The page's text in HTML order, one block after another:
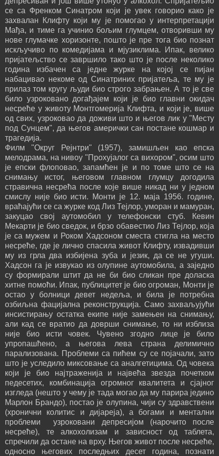
се са Френком Синатром који је увек говорио како је
захвалан Клифту који му је помогао у интерпретацији
Мађа, и тиме га учинио бољим глумцем, отворивши му
нове глумачке хоризонте, пошто је пре тога био познат
искључиво по комедијама и мјузиклима. Ипак, велико
пријатељство се завршило тако што је после неколико
година избачен са једне журке на којој се пијан
набацивао некоме од Синатриних пријатеља, те му је
прилаз том кругу људи био строго забрањен. А то је све
било узроковано догађајем који је био главни окидач
несреће у животу Монтгомерија Клифта, и који је, више
од свих, узроковао да доживи што и његов лик у "Месту
под Сунцем", да његов амерички сан постане кошмар и
трагедија.
Филм "Округ Рејнтри" (1957), замишљен као епска
мелодрама, на нивоу "Прохујалог са вихором", осим што
је епски флоповао, запамћен је и по томе што се на
снимању истог, његовом главном глумцу догодила
стравична несрећа после које више никад ни у једном
смислу није био исти. Монти је 12. маја 1956. године,
враћајући се са журке код Лиз Тејлор, уморан и мамуран,
закуцао свој аутомобил у телефонски стуб. Кевин
Мекарти је био сведок, и брзо обавестио Лиз Тејлор, која
је са мужем и Роком Хадсоном сместа стигла на место
несреће, где је лично спасила живот Клифту, извадивши
му из грла два избијена зуба и језик, да се не угуши.
Хадсон га је извукао из олупине аутомобила, а заједно
су формирали штит да не би био сликан пре доласка
хитне помоћи. Ипак, публицитет је био огроман, Монти је
остао у болници девет недеља, и била је потребна
озбиљна фацијална реконструкција. Само захваљујући
инсистирању остатка екипе није замењен на снимању,
али кад се вратио да доврши снимање, то ни изблиза
није био исти човек. Чувено згодно лице је било
упропашћено, а његова лева страна делимично
парализована. Проблеми са пићем су се појачали, зато
што је уследило миксовање са аналгетицима. Од човека
који је био најтраженија и највећа звезда почетком
педесетих, комбинација огромног квалитета и сјајног
изгледа (нешто у чему је тада могао да му парира једино
Марлон Брандо), постао је олупина, чији су здравствени
(хронични колитис и дијареја), а богами и ментални
проблеми узроковани депресијом (нарочито после
несреће), те алкохолизам и зависност од таблета,
спречили да остане на врху. Његов живот после несреће,
односно његових последњих десет година, познати